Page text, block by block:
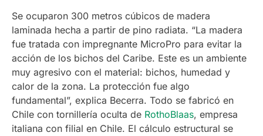
Se ocuparon 300 metros cúbicos de madera
laminada hecha a partir de pino radiata. “La madera
fue tratada con impregnante MicroPro para evitar la
acción de los bichos del Caribe. Este es un ambiente
muy agresivo con el material: bichos, humedad y
calor de la zona. La protección fue algo
fundamental”, explica Becerra. Todo se fabricó en
Chile con tornillería oculta de RothoBlaas, empresa
italiana con filial en Chile. El cálculo estructural se